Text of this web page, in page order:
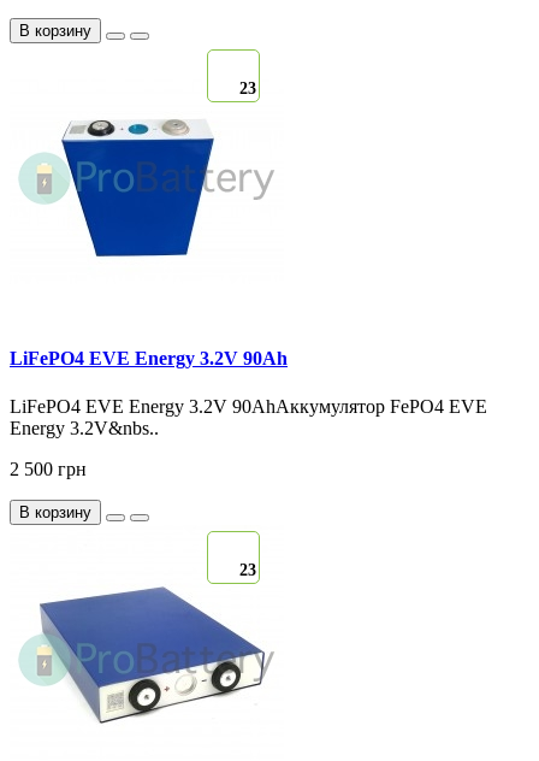
В корзину
23
LiFePO4 EVE Energy 3.2V 90Ah
LiFePO4 EVE Energy 3.2V 90AhАккумулятор FePO4 EVE
Energy 3.2V&nbs..
2 500 грн
В корзину
23